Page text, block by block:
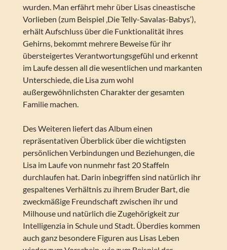
wurden. Man erfährt mehr über Lisas cineastische
Vorlieben (zum Beispiel ‚Die Telly-Savalas-Babys‘),
erhält Aufschluss über die Funktionalität ihres
Gehirns, bekommt mehrere Beweise für ihr
übersteigertes Verantwortungsgefühl und erkennt
im Laufe dessen all die wesentlichen und markanten
Unterschiede, die Lisa zum wohl
außergewöhnlichsten Charakter der gesamten
Familie machen.
Des Weiteren liefert das Album einen
repräsentativen Überblick über die wichtigsten
persönlichen Verbindungen und Beziehungen, die
Lisa im Laufe von nunmehr fast 20 Staffeln
durchlaufen hat. Darin inbegriffen sind natürlich ihr
gespaltenes Verhältnis zu ihrem Bruder Bart, die
zweckmäßige Freundschaft zwischen ihr und
Milhouse und natürlich die Zugehörigkeit zur
Intelligenzia in Schule und Stadt. Überdies kommen
auch ganz besondere Figuren aus Lisas Leben